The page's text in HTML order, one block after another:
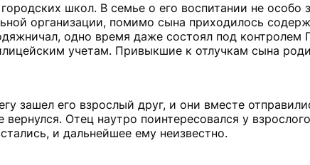
школ. В семье о его воспитании не особо
организации, помимо сына приходилось
одно время даже состоял под
учетам. Привыкшие к отлучкам сына
зашел его взрослый друг, и они вместе
Отец наутро поинтересовался у
и дальнейшее ему неизвестно.